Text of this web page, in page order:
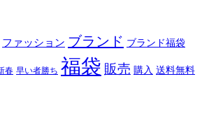
ファッション ブランド ブランド福袋
春 早い者勝ち 福袋 販売 購入 送料無料